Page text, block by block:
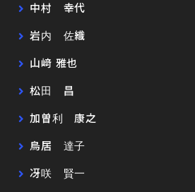
中村 幸代
岩内 佐織
山﨑 雅也
松田 昌
加曽利 康之
鳥居 達子
冴咲 賢一